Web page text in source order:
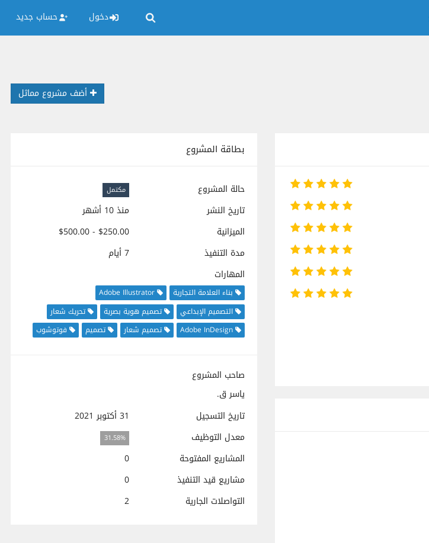
دخول حساب جديد
أضف مشروع مماثل
بطاقة المشروع
حالة المشروع مكتمل
تاريخ النشر
منذ 10 أشهر
الميزانية
$250.00 - $500.00
مدة التنفيذ
7 أيام
المهارات
بناء العلامة التجارية
Adobe Illustrator
التصميم الإبداعي
تصميم هوية بصرية
تحريك شعار
Adobe InDesign
تصميم شعار تصميم فوتوشوب
صاحب المشروع
ياسر ق.
تاريخ التسجيل
31 أكتوبر 2021
معدل التوظيف
31.58%
المشاريع المفتوحة
0
مشاريع قيد التنفيذ
0
التواصلات الجارية
2